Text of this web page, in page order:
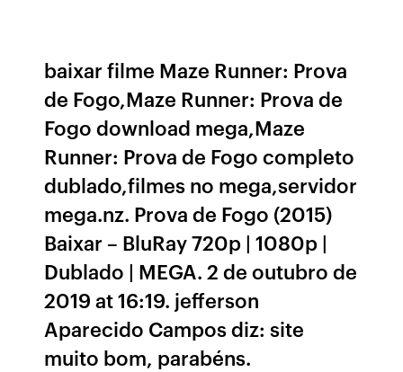
baixar filme Maze Runner: Prova
de Fogo,Maze Runner: Prova de
Fogo download mega,Maze
Runner: Prova de Fogo completo
dublado,filmes no mega,servidor
mega.nz. Prova de Fogo (2015)
Baixar – BluRay 720p | 1080p |
Dublado | MEGA. 2 de outubro de
2019 at 16:19. jefferson
Aparecido Campos diz: site
muito bom, parabéns.